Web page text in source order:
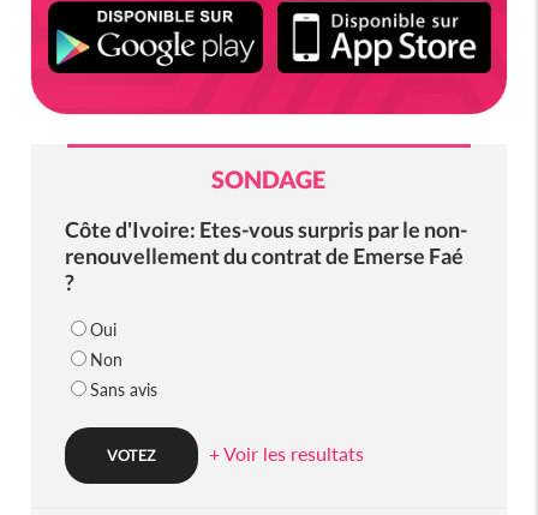
SONDAGE
Côte d'Ivoire: Etes-vous surpris par le non-
renouvellement du contrat de Emerse Faé
?
Oui
Non
Sans avis
+ Voir les resultats